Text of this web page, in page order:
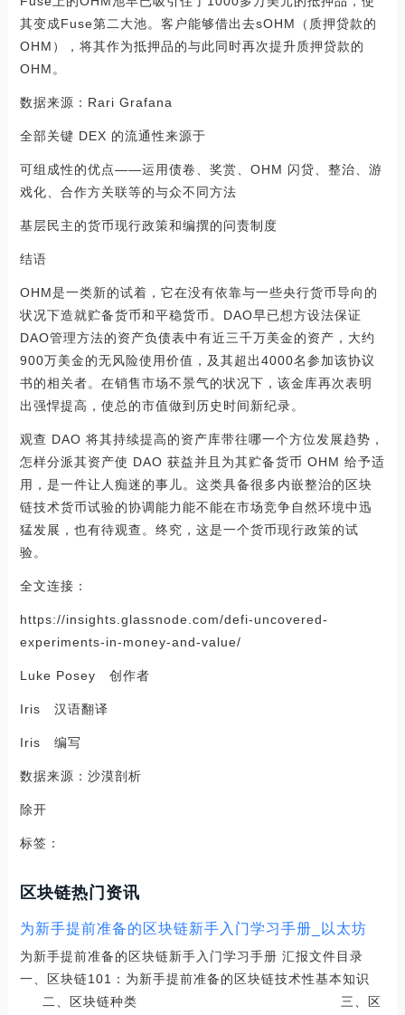
其变成Fuse第二大池。客户能够借出去sOHM（质押贷款的
OHM），将其作为抵押品的与此同时再次提升质押贷款的
OHM。
数据来源：Rari Grafana
全部关键 DEX 的流通性来源于
可组成性的优点——运用债卷、奖赏、OHM 闪贷、整治、游
戏化、合作方关联等的与众不同方法
基层民主的货币现行政策和编撰的问责制度
结语
OHM是一类新的试着，它在没有依靠与一些央行货币导向的
状况下造就贮备货币和平稳货币。DAO早已想方设法保证
DAO管理方法的资产负债表中有近三千万美金的资产，大约
900万美金的无风险使用价值，及其超出4000名参加该协议
书的相关者。在销售市场不景气的状况下，该金库再次表明
出强悍提高，使总的市值做到历史时间新纪录。
观查 DAO 将其持续提高的资产库带往哪一个方位发展趋势，
怎样分派其资产使 DAO 获益并且为其贮备货币 OHM 给予适
用，是一件让人痴迷的事儿。这类具备很多内嵌整治的区块
链技术货币试验的协调能力能不能在市场竞争自然环境中迅
猛发展，也有待观查。终究，这是一个货币现行政策的试
验。
全文连接：
https://insights.glassnode.com/defi-uncovered-
experiments-in-money-and-value/
Luke Posey 创作者
Iris 汉语翻译
Iris 编写
数据来源：沙漠剖析
除开
标签：
区块链热门资讯
为新手提前准备的区块链新手入门学习手册_以太坊
为新手提前准备的区块链新手入门学习手册 汇报文件目录
一、区块链101：为新手提前准备的区块链技术性基本知识
二、区块链种类 三、区